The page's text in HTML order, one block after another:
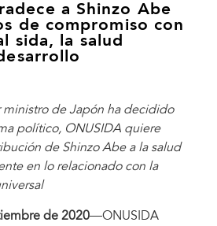
a Shinzo Abe
de compromiso con
sida, la salud
de Japón ha decidido
político, ONUSIDA quiere
de Shinzo Abe a la salud
en lo relacionado con la
de 2020—ONUSIDA